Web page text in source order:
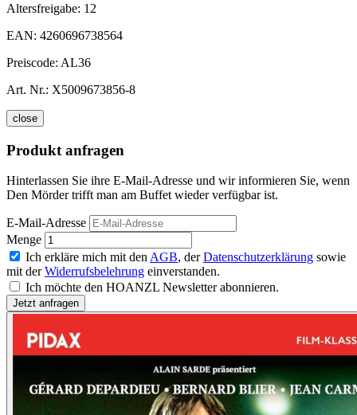
Altersfreigabe: 12
EAN: 4260696738564
Preiscode: AL36
Art. Nr.: X5009673856-8
close
Produkt anfragen
Hinterlassen Sie ihre E-Mail-Adresse und wir informieren Sie, wenn
Den Mörder trifft man am Buffet wieder verfügbar ist.
E-Mail-Adresse
Menge
Ich erkläre mich mit den AGB, derDatenschutzerklärung sowie
mit derWiderrufsbelehrung einverstanden.
Ich möchte den HOANZL Newsletter abonnieren.